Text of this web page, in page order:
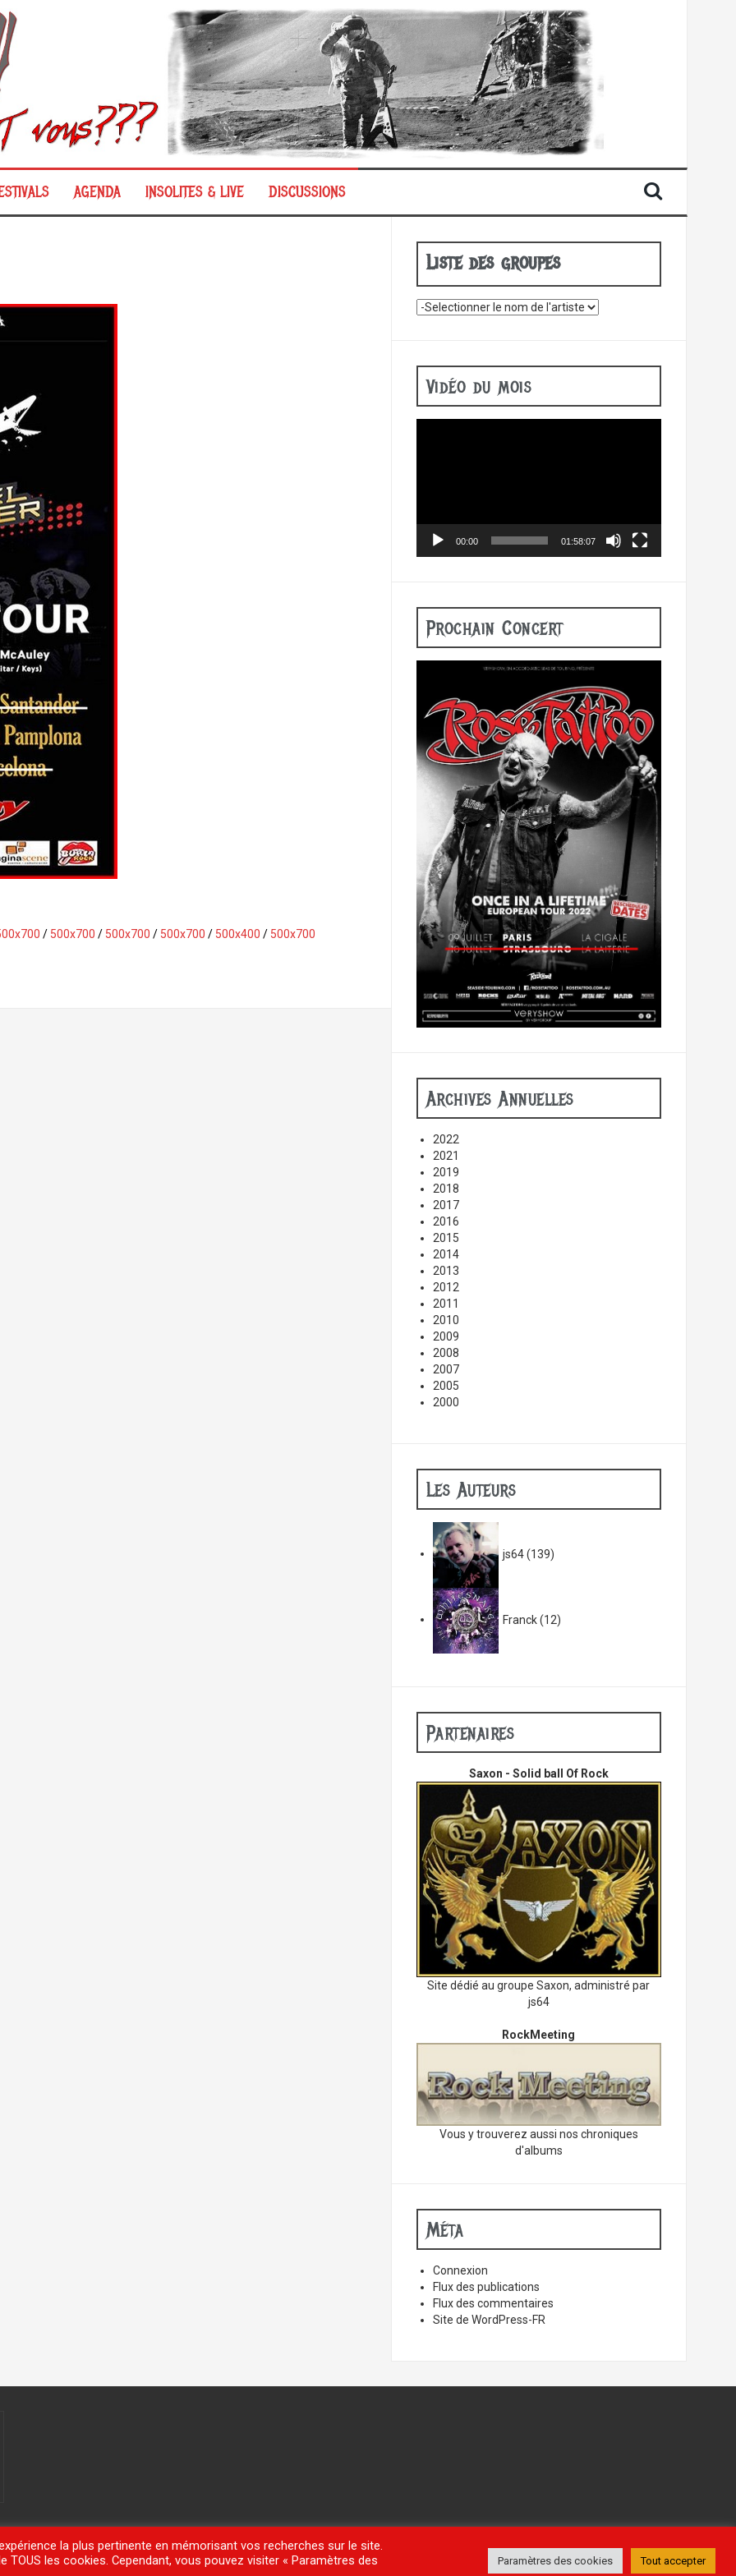
AGENDA INSOLITES & LIVE DISCUSSIONS
/ 500x700 / 500x700 / 500x700 / 500x400 / 500x700
Liste des groupes
Vidéo du mois
00:00 01:58:07
Prochain Concert
Archives Annuelles
2022
2021
2019
2018
2017
2016
2015
2014
2013
2012
2011
2010
2009
2008
2007
2005
2000
Les Auteurs
js64(139)
Franck(12)
Partenaires
Saxon - Solid ball Of Rock
Site dédié au groupe Saxon, administré par
js64
RockMeeting
Vous y trouverez aussi nos chroniques
d'albums
Méta
Connexion
Flux des publications
Flux des commentaires
Site de WordPress-FR
la plus pertinente en mémorisant vos recherches sur le site.
les cookies. Cependant, vous pouvez visiter « Paramètres des
Paramètres des cookies Tout accepter